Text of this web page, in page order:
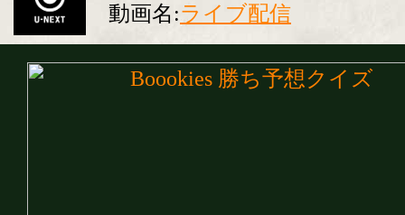
動画名:ライブ配信